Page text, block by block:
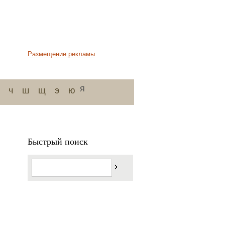
Размещение рекламы
ч ш щ э ю я
Быстрый поиск